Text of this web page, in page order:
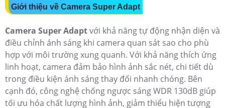
Giới thiệu về Camera Super Adapt
Camera Super Adaptvới khả năng tự động nhận diện và
điều chỉnh ánh sáng khi camera quan sát sao cho phù
hợp với môi trường xung quanh. Với khả năng thích ứng
linh hoạt, camera đảm bảo hình ảnh sắc nét, chi tiết dù
trong điều kiện ánh sáng thay đổi nhanh chóng. Bên
cạnh đó, công nghệ chống ngược sáng WDR 130dB giúp
tối ưu hóa chất lượng hình ảnh, giảm thiểu hiện tượng